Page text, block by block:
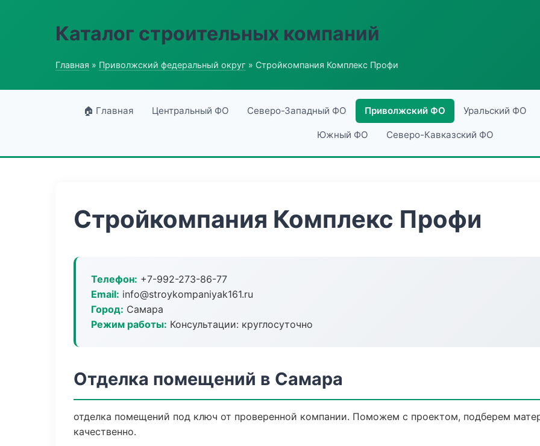
Каталог строительных компаний
Главная » Приволжский федеральный округ » Стройкомпания Комплекс Профи
🏠 Главная Центральный ФО Северо-Западный ФО Приволжский ФО Уральский ФО
Южный ФО Северо-Кавказский ФО
Стройкомпания Комплекс Профи
Телефон: +7-992-273-86-77
Email: info@stroykompaniyak161.ru
Город: Самара
Режим работы: Консультации: круглосуточно
Отделка помещений в Самара
отделка помещений под ключ от проверенной компании. Поможем с проектом, подберем
качественно.